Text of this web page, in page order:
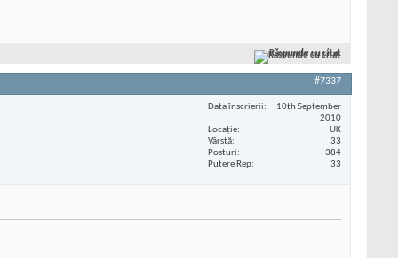
Răspunde cu citat
#7337
Data înscrierii
10th September
2010
Locaţie
UK
Vârstă
33
Posturi
384
Putere Rep
33